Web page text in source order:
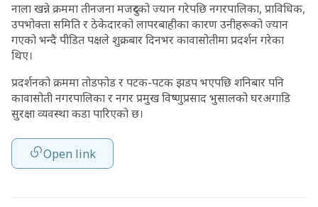
नाला खन्ने क्रममा तीनजना मजदुरको ज्यान गरेपछि नगरपालिका, प्राविधिक,
उपभोक्ता समिति र ठेकेदारको लापरबाहीका कारण उनीहरूको ज्यान
गएको भन्दै पीडित पक्षले शुक्रबार दिनभर कावासोतीमा प्रदर्शन गरेका
थिए।
प्रदर्शनको क्रममा तोडफोड र पटक-पटक झडप भएपछि शनिबार पनि
कावासोती नगरपालिका र नगर प्रमुख विष्णुप्रसाद भुसालको घरअगाडि
सुरक्षा व्यवस्था कडा पारिएको छ।
Open link